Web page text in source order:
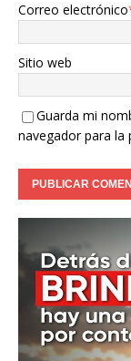
Correo electrónico
Sitio web
Guarda mi
navegador para la